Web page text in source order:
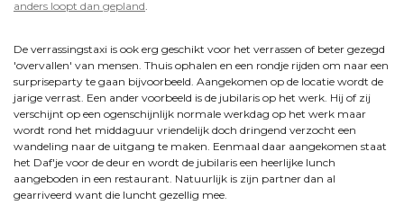
anders loopt dan gepland.
De verrassingstaxi is ook erg geschikt voor het verrassen of beter gezegd
'overvallen' van mensen. Thuis ophalen en een rondje rijden om naar een
surpriseparty te gaan bijvoorbeeld. Aangekomen op de locatie wordt de
jarige verrast. Een ander voorbeeld is de jubilaris op het werk. Hij of zij
verschijnt op een ogenschijnlijk normale werkdag op het werk maar
wordt rond het middaguur vriendelijk doch dringend verzocht een
wandeling naar de uitgang te maken. Eenmaal daar aangekomen staat
het Daf'je voor de deur en wordt de jubilaris een heerlijke lunch
aangeboden in een restaurant. Natuurlijk is zijn partner dan al
gearriveerd want die luncht gezellig mee.